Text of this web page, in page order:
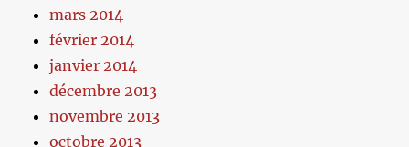
mars 2014
février 2014
janvier 2014
décembre 2013
novembre 2013
octobre 2013